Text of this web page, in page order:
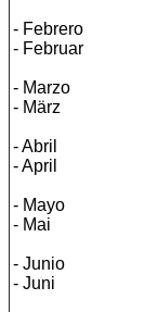
- Febrero
- Februar
- Marzo
- März
- Abril
- April
- Mayo
- Mai
- Junio
- Juni